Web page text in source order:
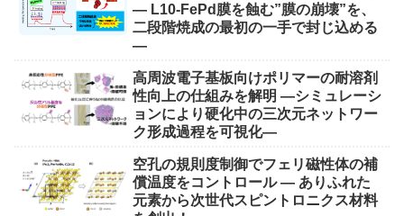
― L10-FePd膜を蝕む”膜の崩壊”を、
二段階焼成の最初の一手で封じ込める
―
高周波電子基板向けポリマーの耐溶剤
性向上の仕組みを解明 ―シミュレーシ
ョンにより硬化中の三次元ネットワー
ク形成過程を可視化―
空孔の規則度制御でフェリ磁性体の補
償温度をコントロール ― ありふれた
元素から次世代スピントロニクス材料